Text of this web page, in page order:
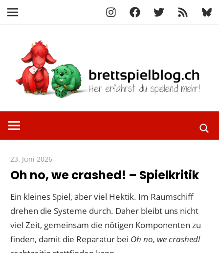
InstagramFacebook
X
RSS-
Feed
Navigation
springen
erfährst
mehr!
23. Juni 2026
Oh no, we crashed! – Spielkritik
Ein kleines Spiel, aber viel Hektik. Im Raumschiff
drehen die Systeme durch. Daher bleibt uns nicht
viel Zeit, gemeinsam die nötigen Komponenten zu
finden, damit die Reparatur bei Oh no, we crashed!